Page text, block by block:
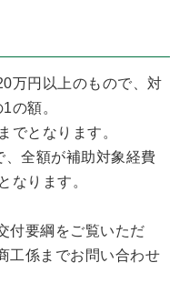
万円以上のもので、対
の額。
でとなります。
全額が補助対象経費
なります。
付要綱をご覧いただ
工係までお問い合わせ